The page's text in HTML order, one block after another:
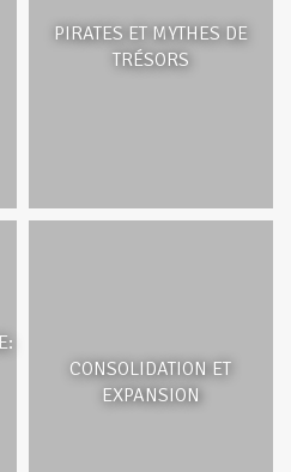
PIRATES ET MYTHES DE
TRÉSORS
CONSOLIDATION ET
EXPANSION